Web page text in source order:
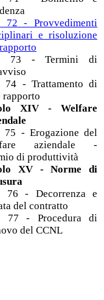
72 - Provvedimenti
e risoluzione
73 - Termini di
74 - Trattamento di
rapporto
XIV - Welfare
75 - Erogazione del
aziendale -
di produttività
XV - Norme di
76 - Decorrenza e
del contratto
77 - Procedura di
del CCNL